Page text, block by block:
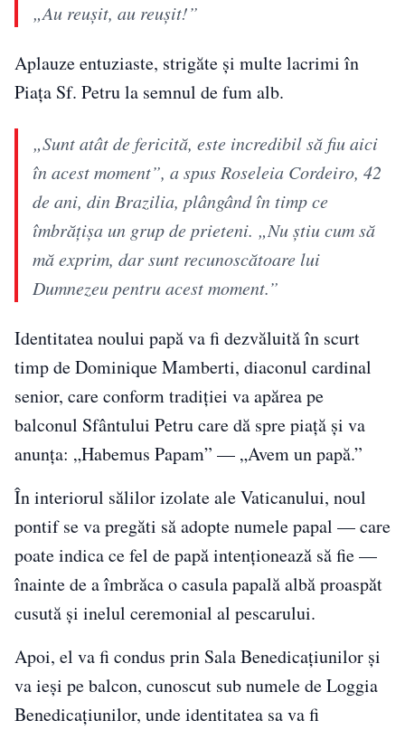
„Au reușit, au reușit!”
Aplauze entuziaste, strigăte și multe lacrimi în
Piața Sf. Petru la semnul de fum alb.
„Sunt atât de fericită, este incredibil să fiu aici
în acest moment”, a spus Roseleia Cordeiro, 42
de ani, din Brazilia, plângând în timp ce
îmbrățișa un grup de prieteni. „Nu știu cum să
mă exprim, dar sunt recunoscătoare lui
Dumnezeu pentru acest moment.”
Identitatea noului papă va fi dezvăluită în scurt
timp de Dominique Mamberti, diaconul cardinal
senior, care conform tradiției va apărea pe
balconul Sfântului Petru care dă spre piață și va
anunța: „Habemus Papam” — „Avem un papă.”
În interiorul sălilor izolate ale Vaticanului, noul
pontif se va pregăti să adopte numele papal — care
poate indica ce fel de papă intenționează să fie —
înainte de a îmbrăca o casula papală albă proaspăt
cusută și inelul ceremonial al pescarului.
Apoi, el va fi condus prin Sala Benedicațiunilor și
va ieși pe balcon, cunoscut sub numele de Loggia
Benedicațiunilor, unde identitatea sa va fi